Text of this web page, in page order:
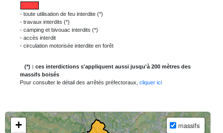
- toute utilisation de feu interdite (*)
- travaux interdits (*)
- camping et bivouac interdits (*)
- accès interdit
- circulation motorisée interdite en forêt
(*) : ces interdictions s'appliquent aussi jusqu'à 200 mètres des
massifs boisés
Pour consulter le détail des arrêtés préfectoraux, cliquer ici
Chargement des données en cours...
+
massifs